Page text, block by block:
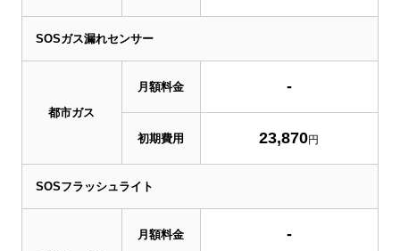
SOSガス漏れセンサー
都市ガス
月額料金 -
初期費用 23,870円
SOSフラッシュライト
月額料金 -